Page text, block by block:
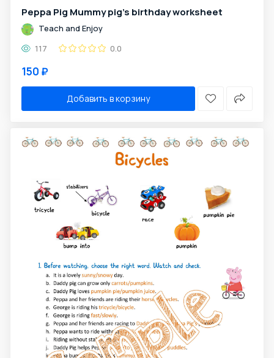
Peppa Pig Mummy pig's birthday worksheet
Teach and Enjoy
117
0.0
150 ₽
Добавить в корзину